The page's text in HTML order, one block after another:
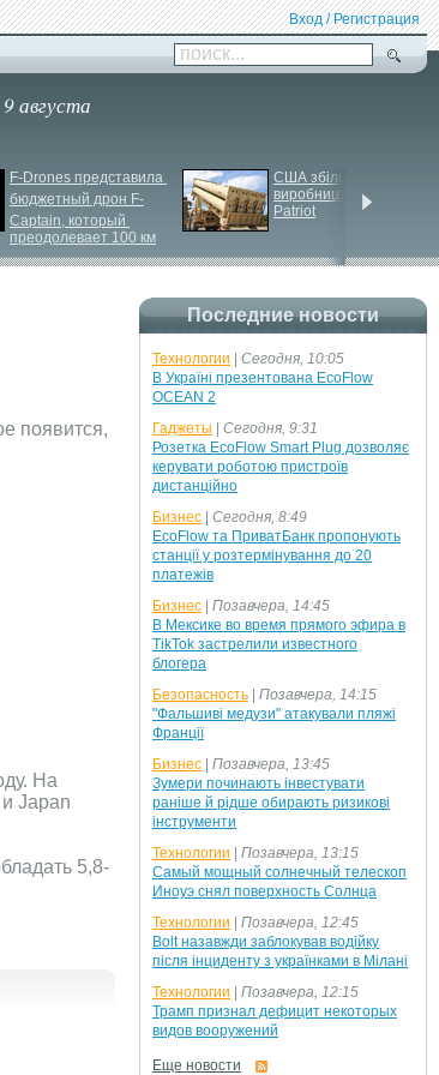
Вход / Регистрация
поиск...
августа
F-Drones представила
бюджетный дрон F-
Сaptain, который
преодолевает 100 км
США збільшують
виробництво ракет для
Patriot
появится,
На
Japan
5,8-
Последние новости
Технологии
Сегодня, 10:05
В Україні презентована EcoFlow
OCEAN 2
Гаджеты
Сегодня, 9:31
Розетка EcoFlow Smart Plug дозволяє
керувати роботою пристроїв
дистанційно
Бизнес
Сегодня, 8:49
EcoFlow та ПриватБанк пропонують
станції у розтермінування до 20
платежів
Бизнес
Позавчера, 14:45
В Мексике во время прямого эфира в
TikTok застрелили известного
блогера
Безопасность
Позавчера, 14:15
"Фальшиві медузи" атакували пляжі
Франції
Бизнес
Позавчера, 13:45
Зумери починають інвестувати
раніше й рідше обирають ризикові
інструменти
Технологии
Позавчера, 13:15
Самый мощный солнечный телескоп
Иноуэ снял поверхность Солнца
Технологии
Позавчера, 12:45
Bolt назавжди заблокував водійку
після інциденту з українками в Мілані
Технологии
Позавчера, 12:15
Трамп признал дефицит некоторых
видов вооружений
Еще новости